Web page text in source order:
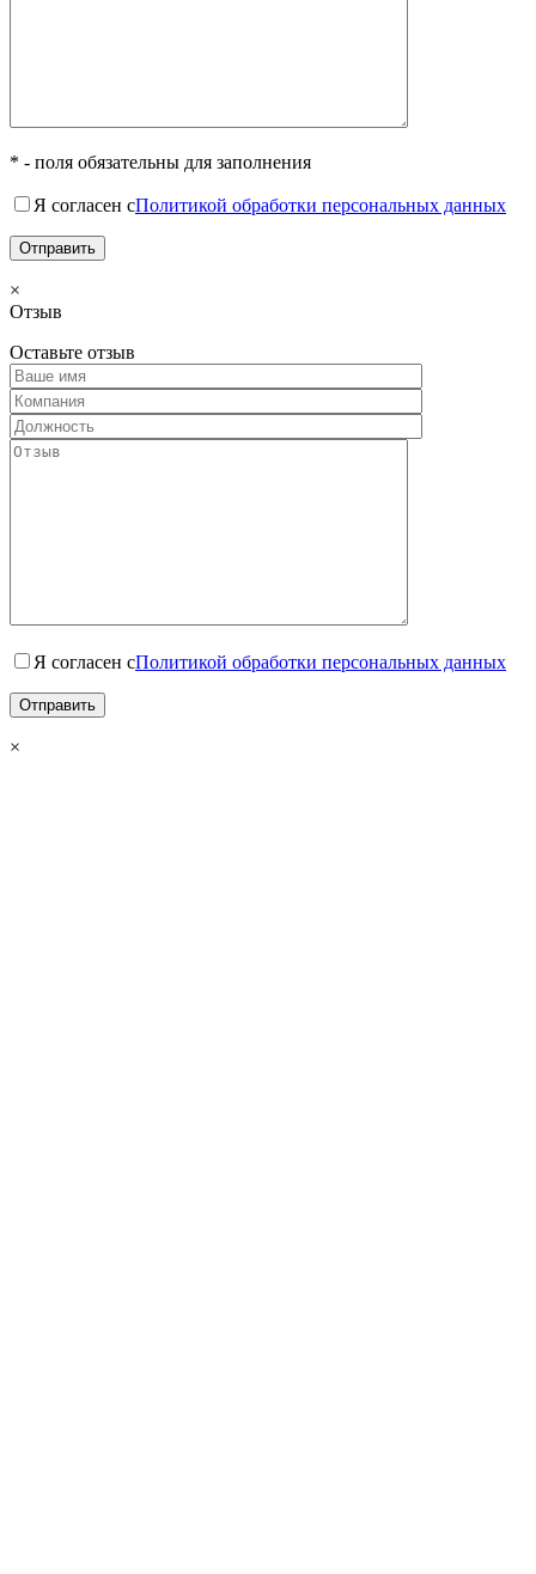
* - поля обязательны для заполнения
Я согласен сПолитикой обработки персональных данных
×
Отзыв
Оставьте отзыв
Я согласен сПолитикой обработки персональных данных
×